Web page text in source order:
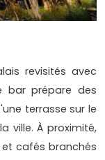
revisités avec
bar prépare des
terrasse sur le
ville. À proximité,
et cafés branchés